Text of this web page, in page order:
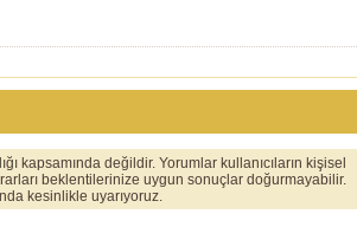
kapsamında değildir. Yorumlar kullanıcıların kişisel
beklentilerinize uygun sonuçlar doğurmayabilir.
kesinlikle uyarıyoruz.